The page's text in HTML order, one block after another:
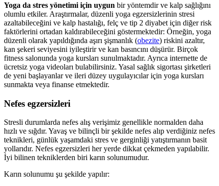
Yoga da stres yönetimi için uygun bir yöntemdir ve kalp sağlığını
olumlu etkiler. Araştırmalar, düzenli yoga egzersizlerinin stresi
azaltabileceğini ve kalp hastalığı, felç ve tip 2 diyabet için diğer risk
faktörlerini ortadan kaldırabileceğini göstermektedir: Örneğin, yoga
düzenli olarak yapıldığında aşırı şişmanlık (obezite) riskini azaltır,
kan şekeri seviyesini iyileştirir ve kan basıncını düşürür. Birçok
fitness salonunda yoga kursları sunulmaktadır. Ayrıca internette de
ücretsiz yoga videoları bulabilirsiniz. Yasal sağlık sigortası şirketleri
de yeni başlayanlar ve ileri düzey uygulayıcılar için yoga kursları
sunmakta veya finanse etmektedir.
Nefes egzersizleri
Stresli durumlarda nefes alış verişimiz genellikle normalden daha
hızlı ve sığdır. Yavaş ve bilinçli bir şekilde nefes alıp verdiğiniz nefes
teknikleri, günlük yaşamdaki stres ve gerginliği yatıştırmanın basit
yollarıdır. Nefes egzersizleri her yerde dikkat çekmeden yapılabilir.
İyi bilinen tekniklerden biri karın solunumudur.
Karın solunumu şu şekilde yapılır: